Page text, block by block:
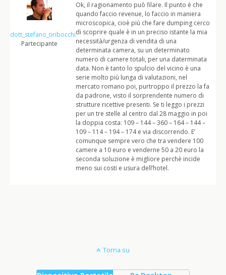
dott_stefano_tiribocchi
Partecipante
Ok, il ragionamento può filare. Il punto è che
quando faccio revenue, lo faccio in maniera
microscopica, cioè più che fare dumping cerco
di scoprire quale è in un preciso istante la mia
necessità/urgenza di vendita di una
determinata camera, su un determinato
numero di camere totali, per una daterminata
data. Non è tanto lo spulcio del vicino è una
serie molto più lunga di valutazioni, nel
mercato romano poi, purtroppo il prezzo la fa
da padrone, visto il sorprendente numero di
strutture ricettive presenti. Se ti leggo i prezzi
per un tre stelle al centro dal 28 maggio in poi
la doppia costa: 109 – 144 – 360 – 164 – 144 –
109 – 114 – 194 – 174 e via discorrendo. E’
comunque sempre vero che tra vendere 100
camere a 10 euro e venderne 50 a 20 euro la
seconda soluzione è migliore perchè incide
meno sui costi e usura dell’hotel.
Torna su